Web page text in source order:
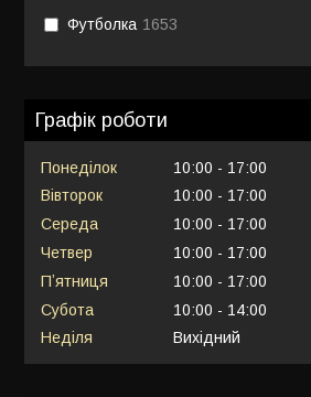
Футболка 1653
Графік роботи
Понеділок 10:00
17:00
Вівторок
10:00
17:00
Середа
10:00
17:00
Четвер
10:00
17:00
Пʼятниця
10:00
17:00
Субота
10:00
14:00
Неділя
Вихідний